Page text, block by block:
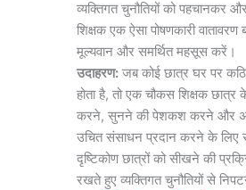
व्यक्तिगत चुनौतियों को पहचानकर
शिक्षक एक ऐसा पोषणकारी
मूल्यवान और समर्थित महसूस करें।
उदाहरण: जब कोई छात्र घर पर
होता है, तो एक चौकस शिक्षक छात्र
करने, सुनने की पेशकश करने और
उचित संसाधन प्रदान करने के लिए
दृष्टिकोण छात्रों को सीखने की
रखते हुए व्यक्तिगत चुनौतियों से